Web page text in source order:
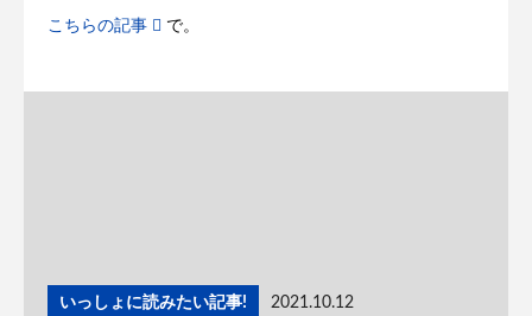
こちらの記事 で。
いっしょに読みたい記事! 2021.10.12